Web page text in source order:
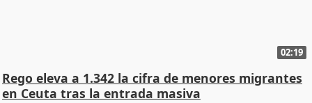
02:19
Rego eleva a 1.342 la cifra de menores migrantes
en Ceuta tras la entrada masiva